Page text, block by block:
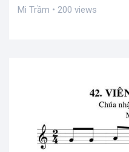
Mi Trầm • 200 views